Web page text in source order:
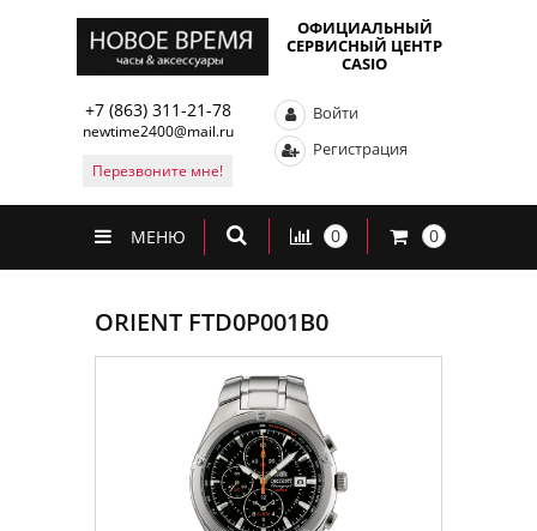
ОФИЦИАЛЬНЫЙ
СЕРВИСНЫЙ ЦЕНТР
CASIO
+7 (863) 311-21-78
newtime2400@mail.ru
Перезвоните мне!
Войти
Регистрация
МЕНЮ 0 0
ORIENT FTD0P001B0